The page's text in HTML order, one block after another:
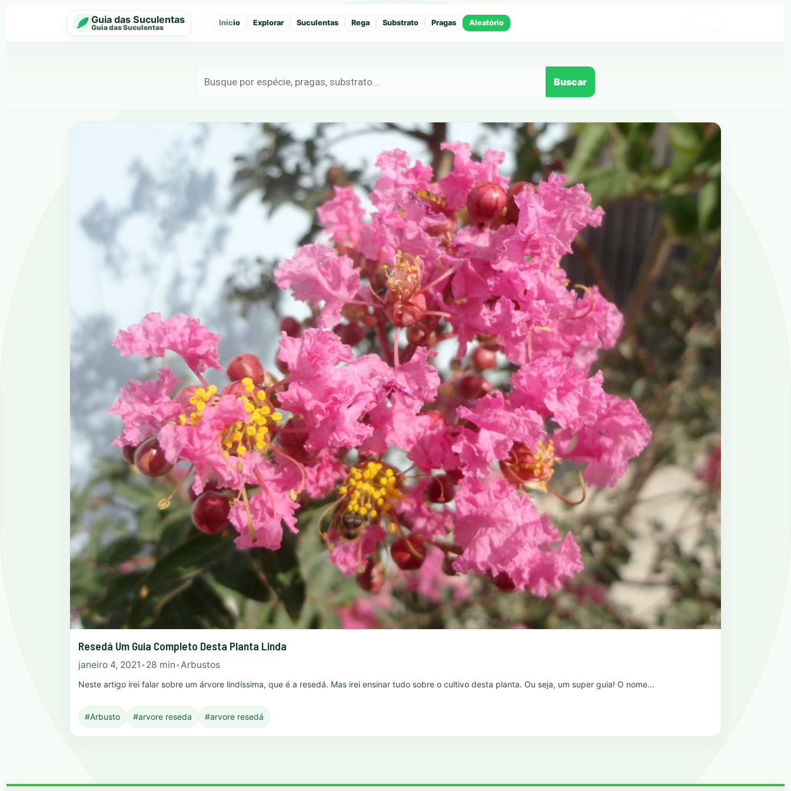
Guia das Suculentas
Guia das Suculentas
Início Explorar Suculentas Rega Substrato Pragas Aleatório
Buscar
Resedá Um Guia Completo Desta Planta Linda
janeiro 4, 2021•28 min•Arbustos
Neste artigo irei falar sobre um árvore lindíssima, que é a resedá. Mas irei ensinar tudo sobre o cultivo desta planta. Ou seja, um super guia! O nome…
#Arbusto #arvore reseda #arvore resedá